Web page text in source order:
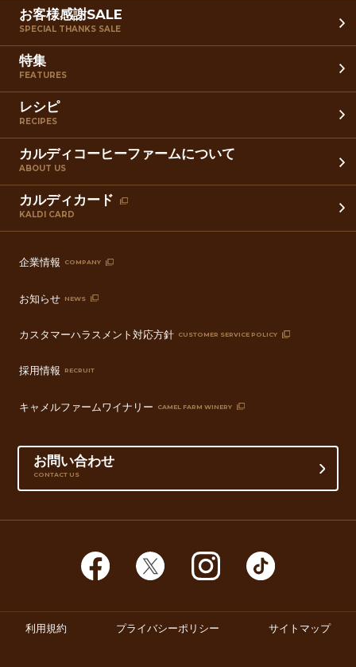
お客様感謝SALE
SPECIAL THANKS SALE
特集
FEATURES
レシピ
RECIPES
カルディコーヒーファームについて
ABOUT US
カルディカード
KALDI CARD
企業情報 COMPANY
お知らせ NEWS
カスタマーハラスメント対応方針 CUSTOMER SERVICE POLICY
採用情報 RECRUIT
キャメルファームワイナリー CAMEL FARM WINERY
お問い合わせ
CONTACT US
利用規約 プライバシーポリシー サイトマップ